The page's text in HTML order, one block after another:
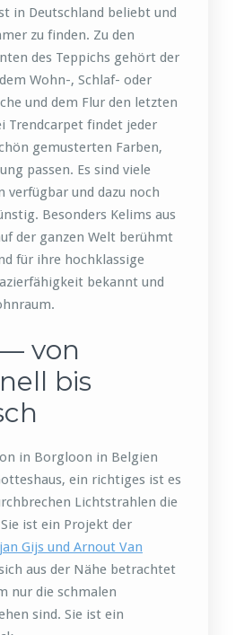
in Deutschland beliebt und
zu finden. Zu den
des Teppichs gehört der
Wohn-, Schlaf- oder
und dem Flur den letzten
Trendcarpet findet jeder
gemusterten Farben,
passen. Es sind viele
verfügbar und dazu noch
Besonders Kelims aus
der ganzen Welt berühmt
für ihre hochklassige
bekannt und
von
bis
in Borgloon in Belgien
ein richtiges ist es
Lichtstrahlen die
ist ein Projekt der
Gijs und Arnout Van
aus der Nähe betrachtet
nur die schmalen
sind. Sie ist ein